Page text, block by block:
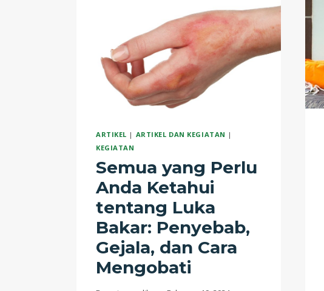
ARTIKEL | ARTIKEL DAN KEGIATAN |
KEGIATAN
Semua yang Perlu
Anda Ketahui
tentang Luka
Bakar: Penyebab,
Gejala, dan Cara
Mengobati